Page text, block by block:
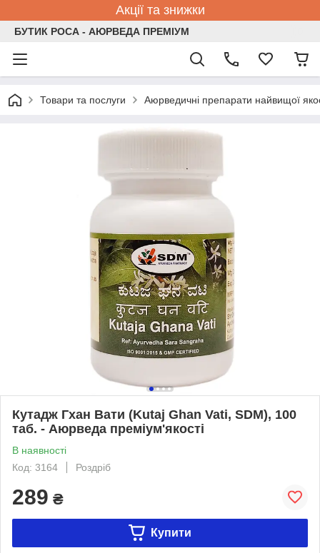
Акції та знижки
БУТИК РОСА - АЮРВЕДА ПРЕМІУМ
Товари та послуги Аюрведичні препарати найвищої
Кутадж Гхан Вати (Kutaj Ghan Vati, SDM), 100
таб. - Аюрведа преміум'якості
В наявності
Код: 3164
Роздріб
289 ₴
Купити